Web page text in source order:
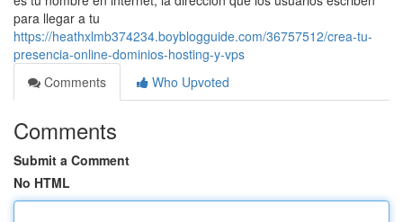
para llegar a tu
https://heathxlmb374234.boyblogguide.com/36757512/crea-tu-
presencia-online-dominios-hosting-y-vps
Comments
Who Upvoted
Comments
Submit a Comment
No HTML